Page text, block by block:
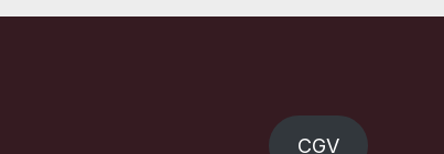
CGV